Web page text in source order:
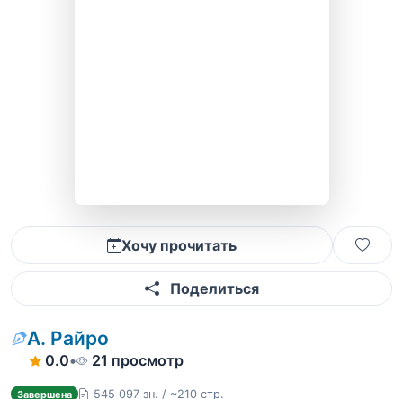
Хочу прочитать
Поделиться
А. Райро
0.0• 21 просмотр
Завершена
545 097 зн. / ~210 стр.